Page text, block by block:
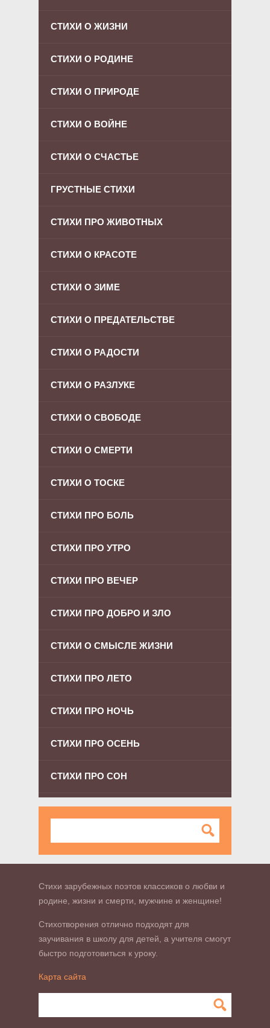
СТИХИ О ЖИЗНИ
СТИХИ О РОДИНЕ
СТИХИ О ПРИРОДЕ
СТИХИ О ВОЙНЕ
СТИХИ О СЧАСТЬЕ
ГРУСТНЫЕ СТИХИ
СТИХИ ПРО ЖИВОТНЫХ
СТИХИ О КРАСОТЕ
СТИХИ О ЗИМЕ
СТИХИ О ПРЕДАТЕЛЬСТВЕ
СТИХИ О РАДОСТИ
СТИХИ О РАЗЛУКЕ
СТИХИ О СВОБОДЕ
СТИХИ О СМЕРТИ
СТИХИ О ТОСКЕ
СТИХИ ПРО БОЛЬ
СТИХИ ПРО УТРО
СТИХИ ПРО ВЕЧЕР
СТИХИ ПРО ДОБРО И ЗЛО
СТИХИ О СМЫСЛЕ ЖИЗНИ
СТИХИ ПРО ЛЕТО
СТИХИ ПРО НОЧЬ
СТИХИ ПРО ОСЕНЬ
СТИХИ ПРО СОН
Стихи зарубежных поэтов классиков о любви и
родине, жизни и смерти, мужчине и женщине!
Стихотворения отлично подходят для
заучивания в школу для детей, а учителя смогут
быстро подготовиться к уроку.
Карта сайта